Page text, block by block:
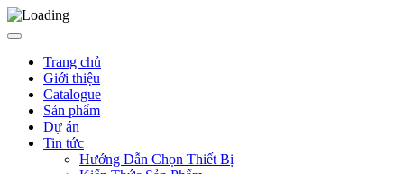
Trang chủ
Giới thiệu
Catalogue
Sản phẩm
Dự án
Tin tức
Hướng Dẫn Chọn Thiết Bị